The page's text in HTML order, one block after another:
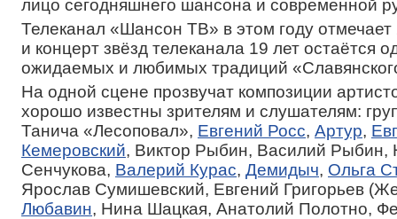
лицо сегодняшнего шансона и современной
Телеканал «Шансон ТВ» в этом году отмечает
и концерт звёзд телеканала 19 лет остаётся
ожидаемых и любимых традиций
На одной сцене прозвучат композиции
хорошо известны зрителям и слушателям:
Танича «Лесоповал», Евгений Росс, Артур,
Кемеровский, Виктор Рыбин, Василий Рыбин,
Сенчукова, Валерий Курас, Демидыч, Ольга
Ярослав Сумишевский, Евгений Григорьев
Любавин, Нина Шацкая, Анатолий Полотно,